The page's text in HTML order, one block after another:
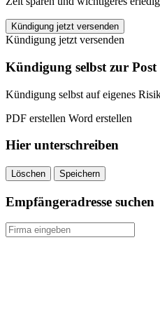
DGG
Deutsche
Goldmünzengesellschaft
kündigen
quantity
Kündigung jetzt versenden
Kündigung jetzt versenden
Kündigung selbst zur
Kündigung selbst auf eigenes
PDF erstellen Word erstellen
Hier unterschreiben
Löschen Speichern
Empfängeradresse suchen